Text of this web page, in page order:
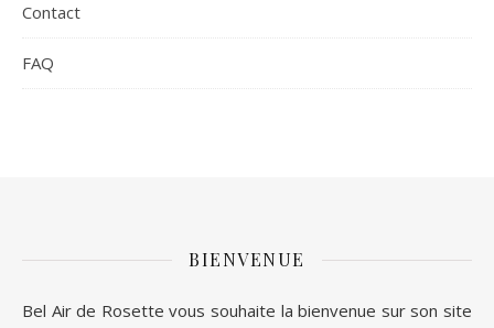
Contact
FAQ
BIENVENUE
Bel Air de Rosette vous souhaite la bienvenue sur son site